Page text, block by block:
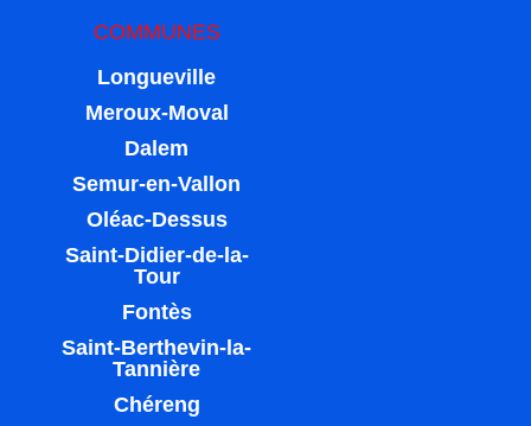
COMMUNES
Longueville
Meroux-Moval
Dalem
Semur-en-Vallon
Oléac-Dessus
Saint-Didier-de-la-
Tour
Fontès
Saint-Berthevin-la-
Tannière
Chéreng